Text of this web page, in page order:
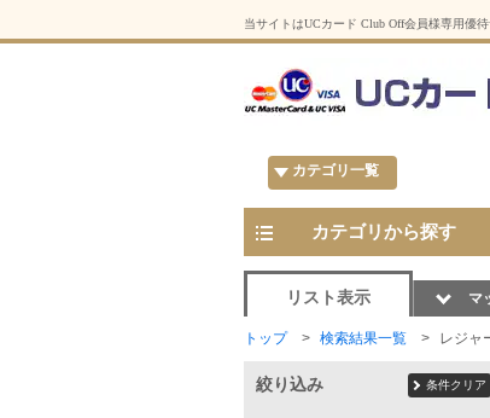
当サイトはUCカード Club Off会員様専用優待
カテゴリ一覧
カテゴリから探す
リスト表示 マ
トップ 検索結果一覧 レジャ
絞り込み 条件クリア